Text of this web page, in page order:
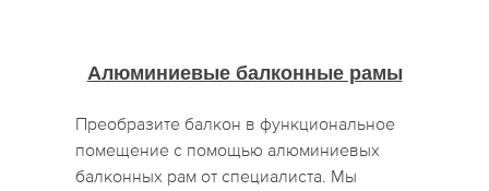
Алюминиевые балконные рамы
Преобразите балкон в функциональное
помещение с помощью алюминиевых
балконных рам от специалиста. Мы